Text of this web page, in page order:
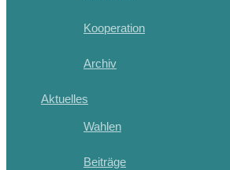
Kooperation
Archiv
Aktuelles
Wahlen
Beiträge